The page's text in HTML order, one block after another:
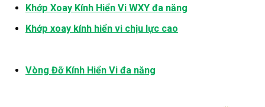
Khớp Xoay Kính Hiển Vi WXY đa năng
Khớp xoay kính hiển vi chịu lực cao
Vòng Đỡ Kính Hiển Vi đa năng